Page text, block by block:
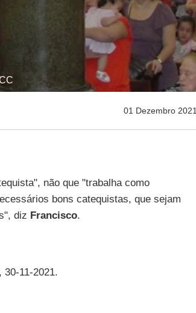
01 Dezembro 2021
não que "trabalha como
bons catequistas, que sejam
diz Francisco.
30-11-2021.